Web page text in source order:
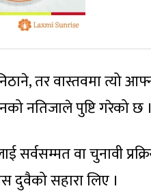
तर वास्तवमा त्यो
नतिजाले पुष्टि गरेको छ ।
वा चुनावी
दुवैको सहारा लिए ।